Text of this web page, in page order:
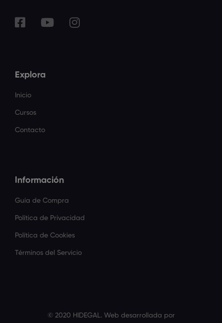
Explora
Inicio
Cursos
Contacto
Información
Guía de Compra
Política de Privacidad
Política de Cookies
Términos del Servicio
© 2020 HIDEGAL. Web desarrollada por